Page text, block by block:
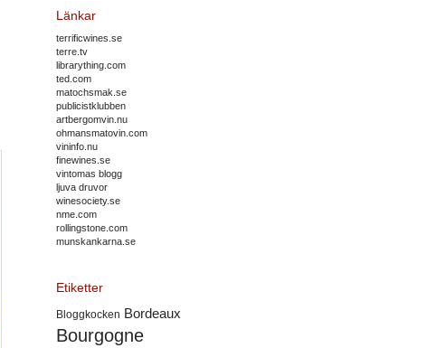
Länkar
terrificwines.se
terre.tv
librarything.com
ted.com
matochsmak.se
publicistklubben
artbergomvin.nu
ohmansmatovin.com
vininfo.nu
finewines.se
vintomas blogg
ljuva druvor
winesociety.se
nme.com
rollingstone.com
munskankarna.se
Etiketter
Bloggkocken Bordeaux
Bourgogne